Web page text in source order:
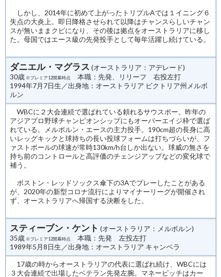
しかし、2014年に初めて上がったトリプルAでは１イニング６
失点の大炎上。即日降格させられて以降はチャンスらしいチャン
スが無いままクビになり、その後は拠点をオーストラリアに移し
た。母国ではエース級の先発投手として毎年活躍し続けている。
ダニエル・マグラス (オーストラリア：アデレード)
30歳 ※プレミア12開幕時点
本職：先発、リリーフ 右投左打
1994年7月7日生／出身地：オーストラリア ビクトリア州メルボ
ルン
WBCに２大会連続で選ばれている頼れるサウスポー。昨年の
アジアプロ野球チャンピオンシップにもオーバーエイジ枠で選ば
れている。メルボルン・エースの主力投手。190cm超の長身に高
いレッグキックと球持ちの長い投球フォームは打ちづらいが、フ
ァストボールの球速が常時130km/h台しか出ない。球威の無さを
持ち前のコントロールと高評価のチェンジアップなどの変化球で
補う。
ボストン・レッドソックス傘下の3Aでプレーしたことがある
が、2020年の新型コロナ流行によりマイナーリーグが開催され
ず、オーストラリアへ帰国する決断をした。
スティーブン・ケント (オーストラリア：メルボルン)
35歳 ※プレミア12開幕時点
本職：先発 左投左打
1989年5月8日生／出身地：オーストラリア キャンベラ
17歳の時からオーストラリアの代表に選ばれ続け、WBCには
３大会連続で出場したベテラン先発左腕。マネーピッチはカー